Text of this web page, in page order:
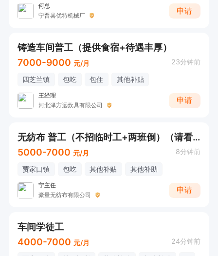
何总
宁晋县优特机械厂
申请
铸造车间普工（提供食宿+待遇丰厚）
7000-9000 元/月 23分钟前
四芝兰镇 包吃 包住 其他补贴
王经理
河北泽方远炊具有限公司
申请
无纺布 普工（不招临时工+两班倒）（请看清工作内容再联系）
5000-7000 元/月 8分钟前
贾家口镇 包吃 其他补贴 其他补助
宁主任
豪量无纺布有限公司
申请
车间学徒工
4000-7000 元/月 24分钟前